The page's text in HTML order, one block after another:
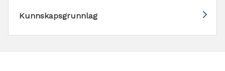
Kunnskapsgrunnlag